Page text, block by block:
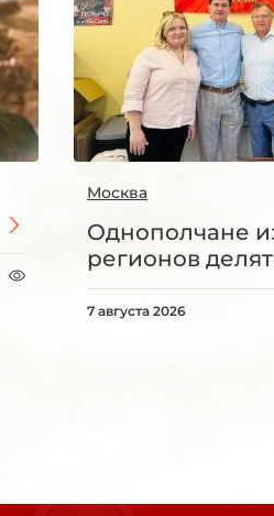
Москва
Однополчане
регионов
7 августа 2026